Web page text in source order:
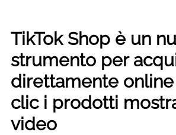
TikTok Shop è un
strumento per
direttamente
clic i prodotti
video